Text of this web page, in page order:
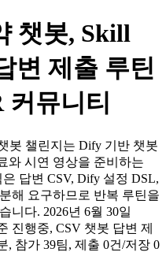
챗봇, Skill
변 제출 루틴
커뮤니티
봇 챌린지는 Dify 기반 챗봇
와 시연 영상을 준비하는
답변 CSV, Dify 설정 DSL,
해 요구하므로 반복 루틴을
니다. 2026년 6월 30일
진행중, CSV 챗봇 답변 제
, 참가 39팀, 제출 0건/저장 0